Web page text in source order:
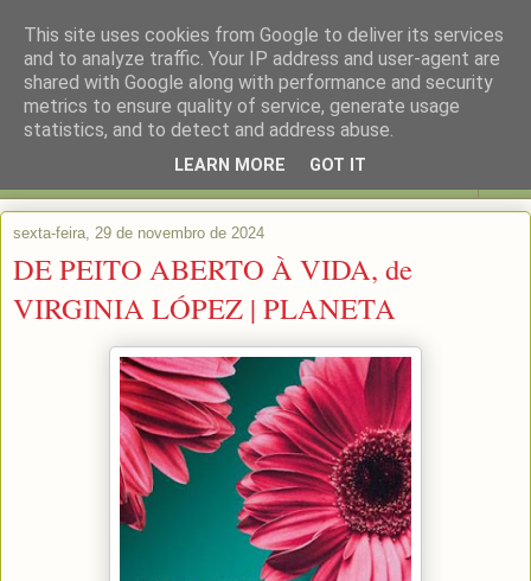
sexta-feira, 29 de novembro de 2024
DE PEITO ABERTO À VIDA, de
VIRGINIA LÓPEZ | PLANETA
This site uses cookies from Google to deliver its services
and to analyze traffic. Your IP address and user-agent are
shared with Google along with performance and security
metrics to ensure quality of service, generate usage
statistics, and to detect and address abuse.
LEARN MORE GOT IT